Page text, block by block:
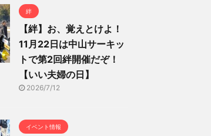
絆
【絆】お、覚えとけよ！
11月22日は中山サーキッ
トで第2回絆開催だぞ！
【いい夫婦の日】
2026/7/12
イベント情報